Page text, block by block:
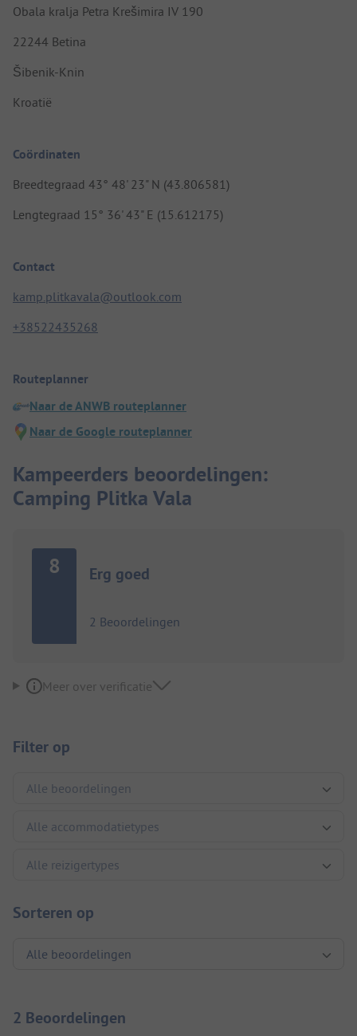
Obala kralja Petra Krešimira IV 190
22244 Betina
Šibenik-Knin
Kroatië
Coördinaten
Breedtegraad 43° 48' 23" N (43.806581)
Lengtegraad 15° 36' 43" E (15.612175)
Contact
kamp.plitkavala@outlook.com
+38522435268
Routeplanner
Naar de ANWB routeplanner
Naar de Google routeplanner
Kampeerders beoordelingen:
Camping Plitka Vala
8 Erg goed
2 Beoordelingen
Meer over verificatie
Filter op
Sorteren op
2 Beoordelingen